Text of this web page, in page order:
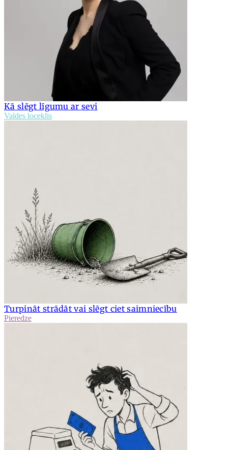
Kā slēgt līgumu ar sevi
Valdes loceklis
Turpināt strādāt vai slēgt ciet saimniecību
Pieredze